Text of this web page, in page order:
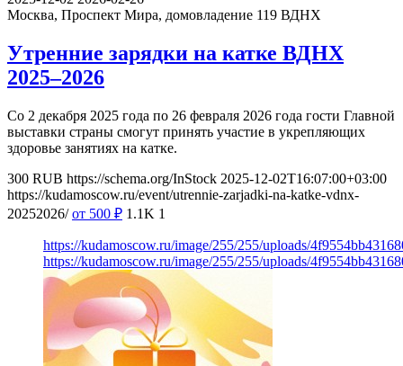
Москва, Проспект Мира, домовладение 119 ВДНХ
Утренние зарядки на катке ВДНХ
2025–2026
Со 2 декабря 2025 года по 26 февраля 2026 года гости Главной
выставки страны смогут принять участие в укрепляющих
здоровье занятиях на катке.
300 RUB https://schema.org/InStock 2025-12-02T16:07:00+03:00
https://kudamoscow.ru/event/utrennie-zarjadki-na-katke-vdnx-
20252026/ от 500 ₽ 1.1K 1
https://kudamoscow.ru/image/255/255/uploads/
https://kudamoscow.ru/image/255/255/uploads/